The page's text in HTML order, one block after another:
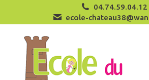
04.74.59.04.12
ecole-